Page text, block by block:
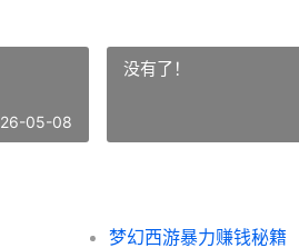
05-08
没有了！
梦幻西游暴力赚钱秘籍